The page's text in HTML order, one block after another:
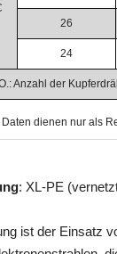
26
24
Anzahl der
dienen nur als
: XL-PE
ist der Einsatz